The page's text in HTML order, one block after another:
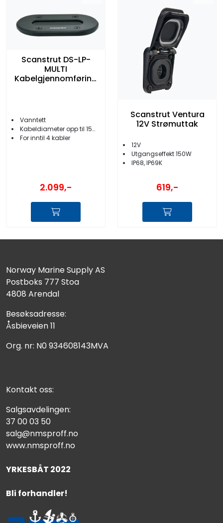
Scanstrut DS-LP-
MULTI
Kabelgjennomføring
Vanntett
Kabeldiameter opp til 15mm
For inntil 4 kabler
2.099,-
Scanstrut Ventura
12V Strømuttak
12V
Utgangseffekt 150W
IP68, IP69K
619,-
Norway Marine Supply AS
Postboks 777 Stoa
4808 Arendal
Besøksadresse:
Åsbieveien 11
Org. nr: N0 934608143MVA
Kontakt oss:
Salgsavdelingen:
37 00 03 50
salg@nmsproff.no
www.nmsproff.no
YRKESBÅT 2022
Bli forhandler!